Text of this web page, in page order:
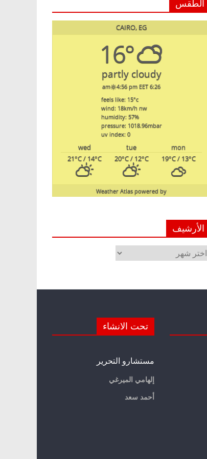
الطقس
CAIRO, EG
16°
partly cloudy
6:26 am
4:56 pm EET
feels like: 15°c
wind: 18km/h nw
humidity: 57%
pressure: 1018.96mbar
uv index: 0
mon
tue
wed
19°C/ 13°C
20°C/ 12°C
21°C/ 14°C
powered by
Weather Atlas
الأرشيف
الأرشيف
تحت الانشاء
مستشارو التحرير
إلهامي الميرغي
أحمد سعد